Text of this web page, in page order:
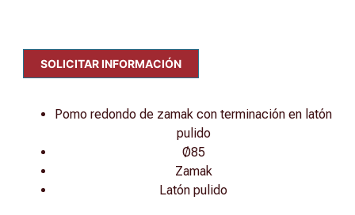
SOLICITAR INFORMACIÓN
Pomo redondo de zamak con terminación en latón
pulido
Ø85
Zamak
Latón pulido